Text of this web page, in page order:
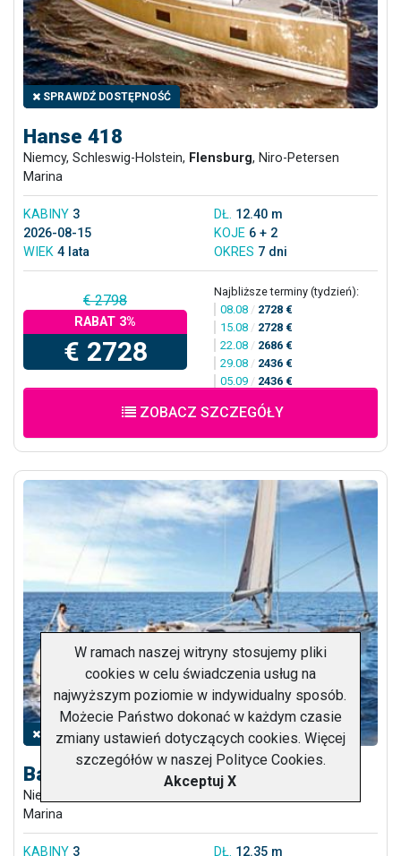
SPRAWDŹ DOSTĘPNOŚĆ
Hanse 418
Niemcy, Schleswig-Holstein, Flensburg, Niro-Petersen
Marina
KABINY 3 DŁ. 12.40 m
2026-08-15
KOJE 6 + 2
WIEK 4 lata OKRES 7 dni
€ 2798
RABAT 3%
€ 2728
Najbliższe terminy (tydzień):
08.08 / 2728 €
15.08 / 2728 €
22.08 / 2686 €
29.08 / 2436 €
05.09 / 2436 €
ZOBACZ SZCZEGÓŁY
SPRAWDŹ DOSTĘPNOŚĆ
Bavaria 41 Cruiser
Niemcy, Schleswig-Holstein,
Marina
KABINY 3 DŁ. 12.35 m
W ramach naszej witryny stosujemy pliki
cookies w celu świadczenia usług na
najwyższym poziomie w indywidualny sposób.
Możecie Państwo dokonać w każdym czasie
zmiany ustawień dotyczących cookies. Więcej
szczegółów w naszej Polityce Cookies.
Akceptuj X